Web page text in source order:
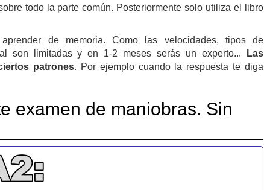
todo la parte común. Posteriormente solo utiliza el libro
de memoria. Como las velocidades, tipos de
son limitadas y en 1-2 meses serás un experto...
Las
patrones. Por ejemplo cuando la respuesta te diga
examen de maniobras. Sin